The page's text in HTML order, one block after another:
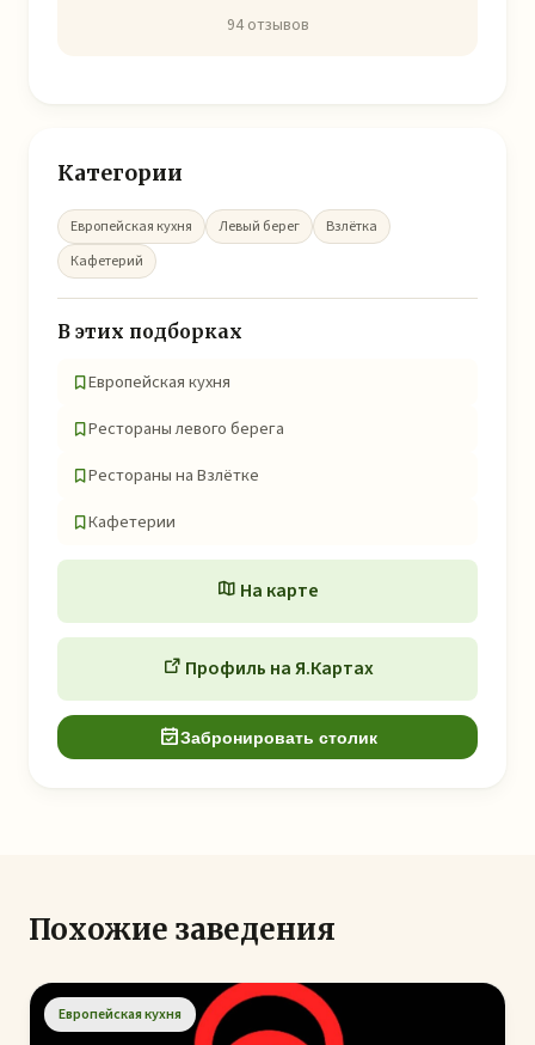
94 отзывов
Категории
Европейская кухня Левый берег
Взлётка
Кафетерий
В этих подборках
Европейская кухня
Рестораны левого берега
Рестораны на Взлётке
Кафетерии
На карте
Профиль на Я.Картах
Забронировать столик
Похожие заведения
Европейская кухня